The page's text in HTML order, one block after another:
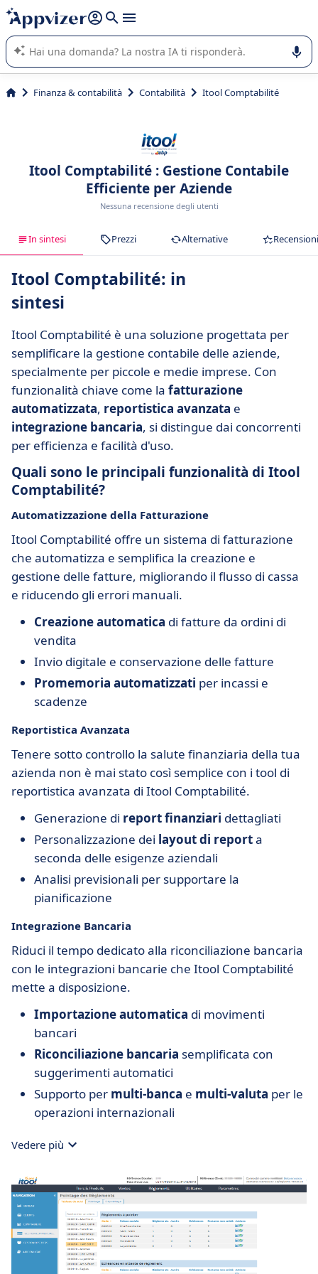
righe con
shift + enter
L'IA di Appvizer vi guida nell'utilizzo o nella scelta di un
software SaaS per la vostra azienda.
Finanza & contabilità Contabilità Itool Comptabilité
Itool Comptabilité : Gestione Contabile
Efficiente per Aziende
Nessuna recensione degli utenti
In sintesi Prezzi Alternative Recensioni
Itool Comptabilité: in
sintesi
Itool Comptabilité è una soluzione progettata per
semplificare la gestione contabile delle aziende,
specialmente per piccole e medie imprese. Con
funzionalità chiave come la fatturazione
automatizzata, reportistica avanzata e
integrazione bancaria, si distingue dai concorrenti
per efficienza e facilità d'uso.
Quali sono le principali funzionalità di Itool
Comptabilité?
Automatizzazione della Fatturazione
Itool Comptabilité offre un sistema di fatturazione
che automatizza e semplifica la creazione e
gestione delle fatture, migliorando il flusso di cassa
e riducendo gli errori manuali.
Creazione automatica di fatture da ordini di
vendita
Invio digitale e conservazione delle fatture
Promemoria automatizzati per incassi e
scadenze
Reportistica Avanzata
Tenere sotto controllo la salute finanziaria della tua
azienda non è mai stato così semplice con i tool di
reportistica avanzata di Itool Comptabilité.
Generazione di report finanziari dettagliati
Personalizzazione dei layout di reporta
seconda delle esigenze aziendali
Analisi previsionali per supportare la
pianificazione
Integrazione Bancaria
Riduci il tempo dedicato alla riconciliazione bancaria
con le integrazioni bancarie che Itool Comptabilité
mette a disposizione.
Importazione automatica di movimenti
bancari
Riconciliazione bancaria semplificata con
suggerimenti automatici
Supporto per multi-banca e multi-valuta per le
operazioni internazionali
Vedere più